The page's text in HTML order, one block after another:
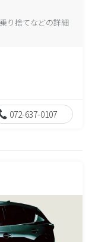
り捨てなどの詳細
072-637-0107